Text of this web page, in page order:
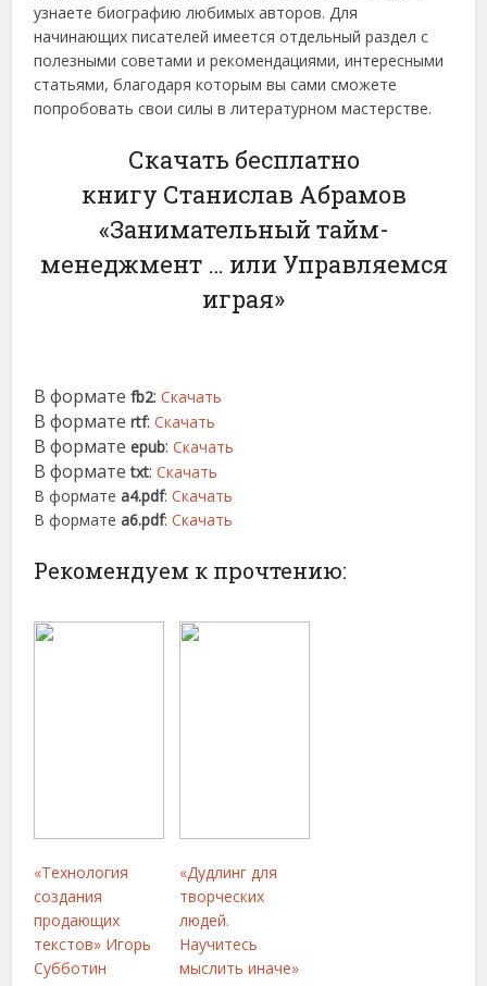
узнаете биографию любимых авторов. Для
начинающих писателей имеется отдельный раздел с
полезными советами и рекомендациями, интересными
статьями, благодаря которым вы сами сможете
попробовать свои силы в литературном мастерстве.
Скачать бесплатно
книгу Станислав Абрамов
«Занимательный тайм-
менеджмент … или Управляемся
играя»
В форматеfb2:Скачать
В форматеrtf:Скачать
В форматеepub:Скачать
В форматеtxt:Скачать
В форматеa4.pdf:Скачать
В форматеa6.pdf:Скачать
Рекомендуем к прочтению:
«Технология
создания
продающих
текстов» Игорь
Субботин
«Дудлинг для
творческих
людей.
Научитесь
мыслить иначе»